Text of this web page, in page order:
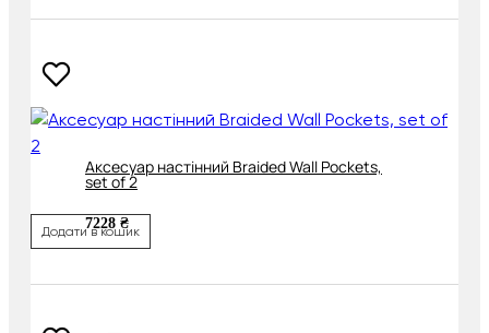
Аксесуар настінний Braided Wall Pockets,
set of 2
7228 ₴
Додати в кошик